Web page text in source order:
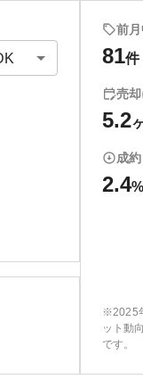
前
81件
売
5.2
成
2.4%
※2025
ット動
です。